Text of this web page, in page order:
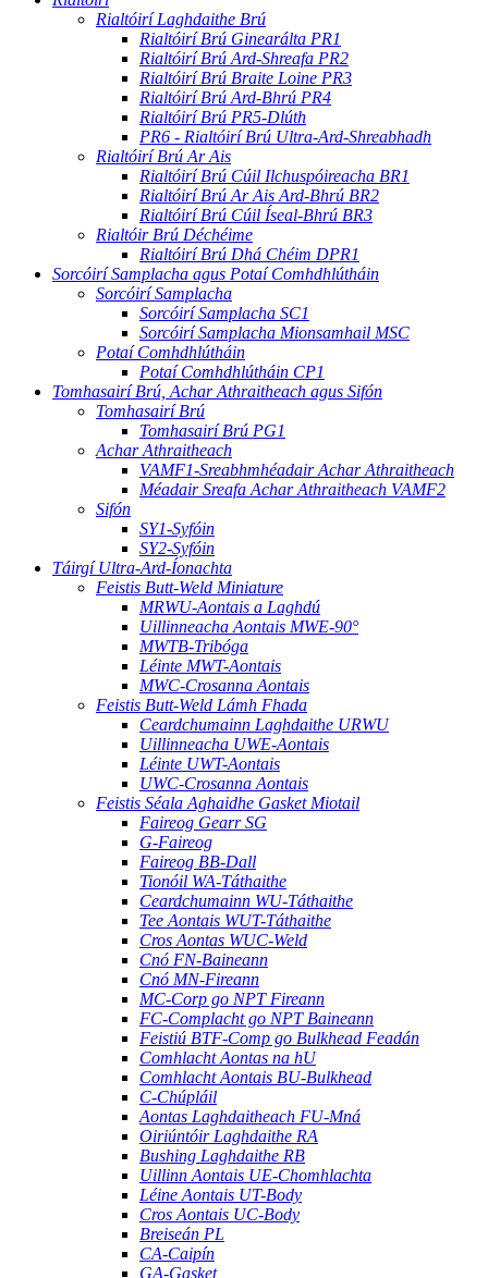
Rialtóirí Laghdaithe Brú
Rialtóirí Brú Ginearálta PR1
Rialtóirí Brú Ard-Shreafa PR2
Rialtóirí Brú Braite Loine PR3
Rialtóirí Brú Ard-Bhrú PR4
Rialtóirí Brú PR5-Dlúth
PR6 - Rialtóirí Brú Ultra-Ard-Shreabhadh
Rialtóirí Brú Ar Ais
Rialtóirí Brú Cúil Ilchuspóireacha BR1
Rialtóirí Brú Ar Ais Ard-Bhrú BR2
Rialtóirí Brú Cúil Íseal-Bhrú BR3
Rialtóir Brú Déchéime
Rialtóirí Brú Dhá Chéim DPR1
Sorcóirí Samplacha agus Potaí Comhdhlútháin
Sorcóirí Samplacha
Sorcóirí Samplacha SC1
Sorcóirí Samplacha Mionsamhail MSC
Potaí Comhdhlútháin
Potaí Comhdhlútháin CP1
Tomhasairí Brú, Achar Athraitheach agus Sifón
Tomhasairí Brú
Tomhasairí Brú PG1
Achar Athraitheach
VAMF1-Sreabhmhéadair Achar Athraitheach
Méadair Sreafa Achar Athraitheach VAMF2
Sifón
SY1-Syfóin
SY2-Syfóin
Táirgí Ultra-Ard-Íonachta
Feistis Butt-Weld Miniature
MRWU-Aontais a Laghdú
Uillinneacha Aontais MWE-90°
MWTB-Tribóga
Léinte MWT-Aontais
MWC-Crosanna Aontais
Feistis Butt-Weld Lámh Fhada
Ceardchumainn Laghdaithe URWU
Uillinneacha UWE-Aontais
Léinte UWT-Aontais
UWC-Crosanna Aontais
Feistis Séala Aghaidhe Gasket Miotail
Faireog Gearr SG
G-Faireog
Faireog BB-Dall
Tionóil WA-Táthaithe
Ceardchumainn WU-Táthaithe
Tee Aontais WUT-Táthaithe
Cros Aontas WUC-Weld
Cnó FN-Baineann
Cnó MN-Fireann
MC-Corp go NPT Fireann
FC-Complacht go NPT Baineann
Feistiú BTF-Comp go Bulkhead Feadán
Comhlacht Aontas na hU
Comhlacht Aontais BU-Bulkhead
C-Chúpláil
Aontas Laghdaitheach FU-Mná
Oiriúntóir Laghdaithe RA
Bushing Laghdaithe RB
Uillinn Aontais UE-Chomhlachta
Léine Aontais UT-Body
Cros Aontais UC-Body
Breiseán PL
CA-Caipín
GA-Gasket